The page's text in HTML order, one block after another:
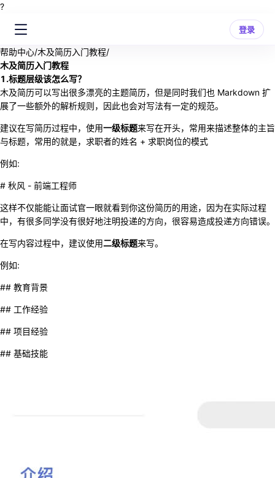
?
登录
帮助中心/木及简历入门教程/
木及简历入门教程
1.标题层级该怎么写？
木及简历可以写出很多漂亮的主题简历，但是同时我们也 Markdown 扩
展了一些额外的解析规则，因此也会对写法有一定的规范。
建议在写简历过程中，使用一级标题来写在开头，常用来描述整体的主旨
与标题，常用的就是，求职者的姓名 + 求职岗位的模式
例如:
# 秋风 - 前端工程师
这样不仅能能让面试官一眼就看到你这份简历的用途，因为在实际过程
中，有很多同学没有很好地注明投递的方向，很容易造成投递方向错误。
在写内容过程中，建议使用二级标题来写。
例如:
## 教育背景
## 工作经验
## 项目经验
## 基础技能